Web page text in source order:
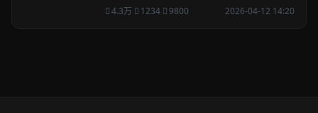
满。4.3万 1234 9800 2026-04-12 14:20